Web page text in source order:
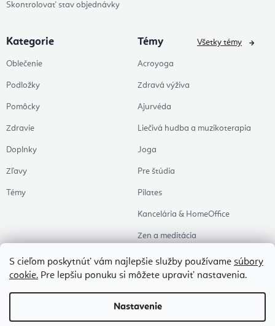
S cieľom poskytnúť vám najlepšie služby používame súbory
cookie. Pre lepšiu ponuku si môžete upraviť nastavenia.
Nastavenie
Skontrolovať stav objednávky
Kategorie
Oblečenie
Podložky
Pomôcky
Zdravie
Doplnky
Zľavy
Témy
Témy
Acroyoga
Zdravá výživa
Ajurvéda
Liečivá hudba a muzikoterapia
Joga
Pre štúdia
Pilates
Kancelária & HomeOffice
Zen a meditácia
Aromaterapia
Zdravý spánok
Naše obľúbené
Všetky témy
Copyright 2026Flexity. Všetky práva vyhradené.Upraviť nastavenie cookies